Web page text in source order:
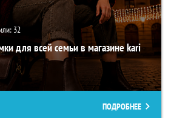
32
для всей семьи в магазине kari
ПОДРОБНЕЕ